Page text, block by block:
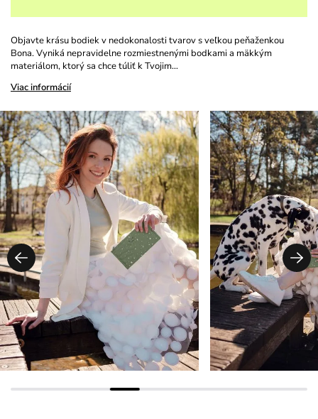
Objavte krásu bodiek v nedokonalosti tvarov s veľkou peňaženkou
Bona. Vyniká nepravidelne rozmiestnenými bodkami a mäkkým
materiálom, ktorý sa chce túliť k Tvojim…
Viac informácií